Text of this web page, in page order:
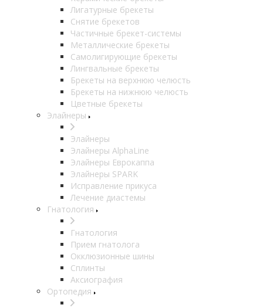
Лигатурные брекеты
Снятие брекетов
Частичные брекет-системы
Металлические брекеты
Самолигирующие брекеты
Лингвальные брекеты
Брекеты на верхнюю челюсть
Брекеты на нижнюю челюсть
Цветные брекеты
Элайнеры
Элайнеры
Элайнеры AlphaLine
Элайнеры Еврокаппа
Элайнеры SPARK
Исправление прикуса
Лечение диастемы
Гнатология
Гнатология
Прием гнатолога
Окклюзионные шины
Сплинты
Аксиография
Ортопедия